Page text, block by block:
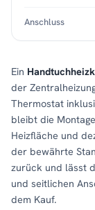
Ein
der
Thermostat
bleibt die
Heizfläche und
der bewährte
zurück und lässt
und seitlichen
dem Kauf.
Anschluss